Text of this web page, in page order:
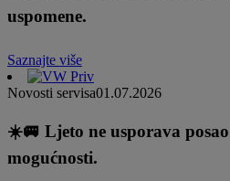
uspomene.
Saznajte više
Novosti servisa01.07.2026
☀️🚐 Ljeto ne usporava
mogućnosti.